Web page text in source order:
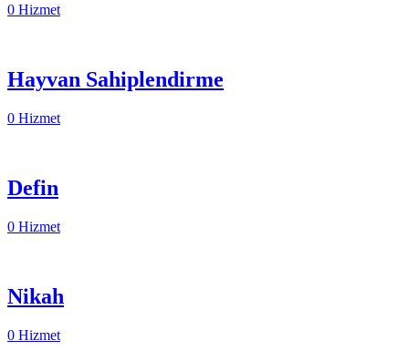
0 Hizmet
Hayvan Sahiplendirme
0 Hizmet
Defin
0 Hizmet
Nikah
0 Hizmet